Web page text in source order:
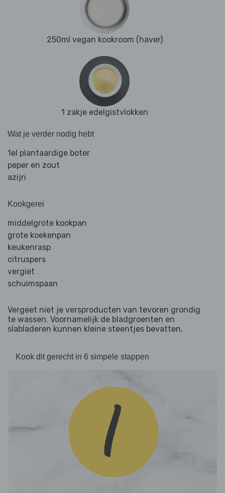
250ml vegan kookroom (haver)
1 zakje edelgistvlokken
Wat je verder nodig hebt
1el plantaardige boter
peper en zout
azijn
Kookgerei
middelgrote kookpan
grote koekenpan
keukenrasp
citruspers
vergiet
schuimspaan
Vergeet niet je versproducten van tevoren grondig
te wassen. Voornamelijk de bladgroenten en
slabladeren kunnen kleine steentjes bevatten.
Kook dit gerecht in 6 simpele stappen